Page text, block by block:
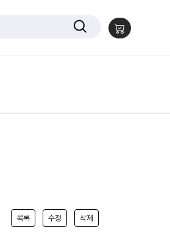
목록 수정 삭제